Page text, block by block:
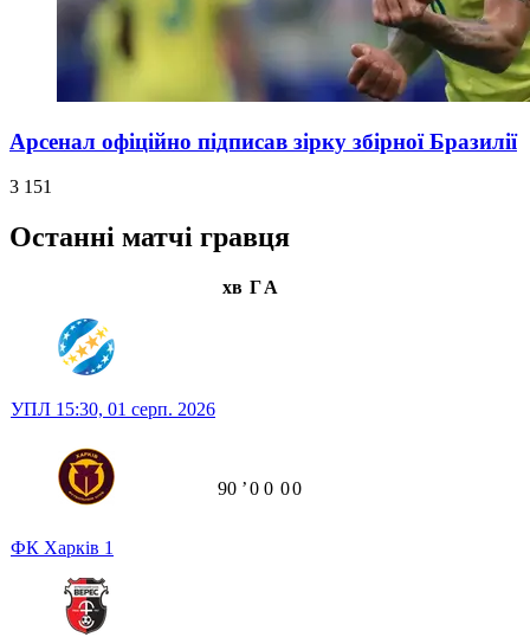
Арсенал офіційно підписав зірку збірної Бразилії
3 151
Останні матчі гравця
хв ГА
УПЛ 15:30, 01 серп. 2026
ФК Харків 1
90 ʼ0 0 00